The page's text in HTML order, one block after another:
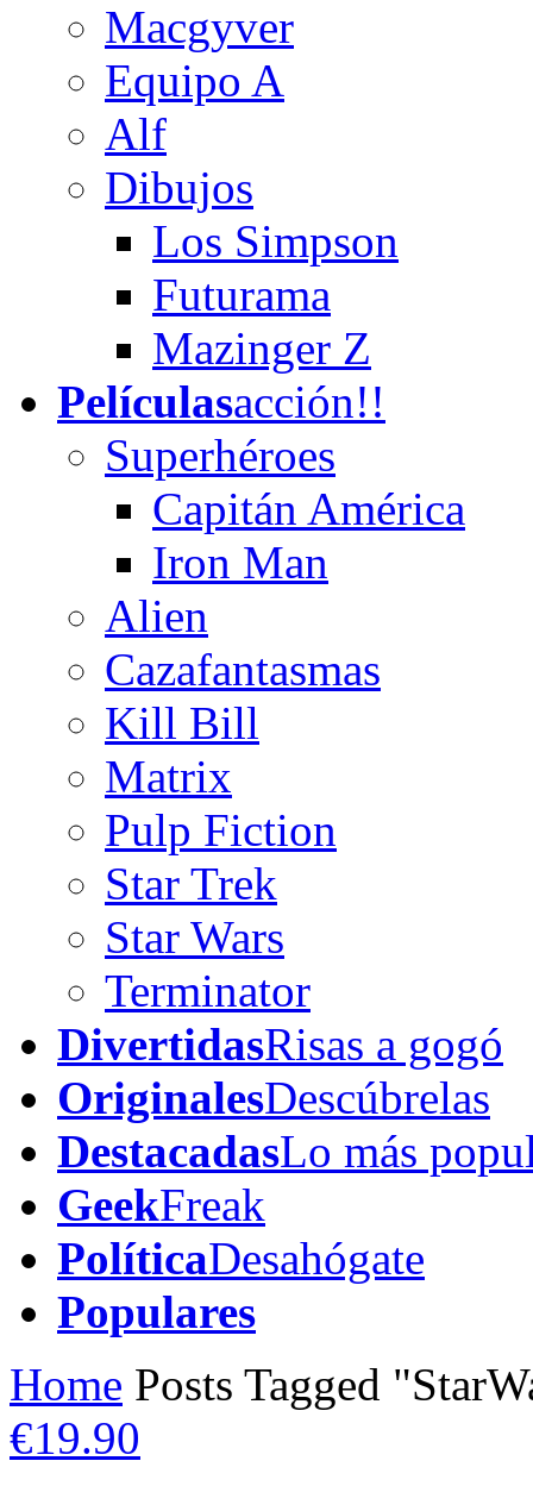
Macgyver
Equipo A
Alf
Dibujos
Los Simpson
Futurama
Mazinger Z
Películasacción!!
Superhéroes
Capitán América
Iron Man
Alien
Cazafantasmas
Kill Bill
Matrix
Pulp Fiction
Star Trek
Star Wars
Terminator
DivertidasRisas a gogó
OriginalesDescúbrelas
DestacadasLo más
GeekFreak
PolíticaDesahógate
Populares
Home Posts Tagged
€19.90